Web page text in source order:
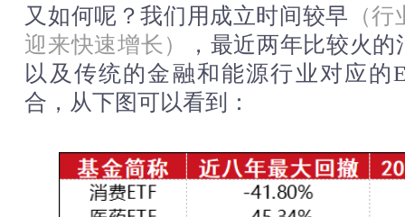
又如何呢？我们用成立时间较早 （
迎来快速增长）
，最近两年比较火
以及传统的金融和能源行业对应的
合，从下图可以看到：